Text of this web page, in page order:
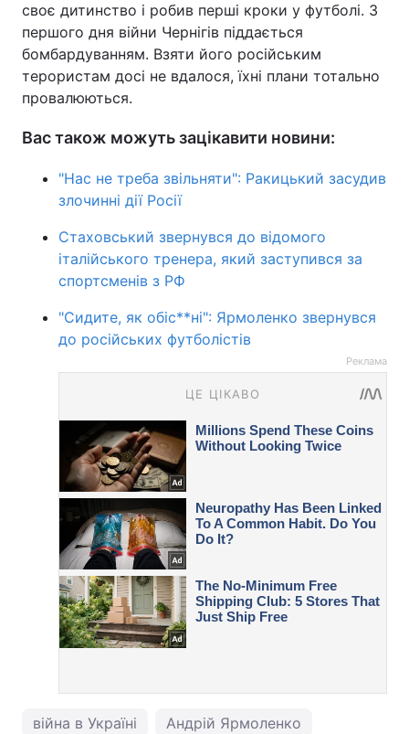
своє дитинство і робив перші кроки у футболі. З
першого дня війни Чернігів піддається
бомбардуванням. Взяти його російським
терористам досі не вдалося, їхні плани тотально
провалюються.
Вас також можуть зацікавити новини:
"Нас не треба звільняти": Ракицький засудив
злочинні дії Росії
Стаховський звернувся до відомого
італійського тренера, який заступився за
спортсменів з РФ
"Сидите, як обіс**ні": Ярмоленко звернувся
до російських футболістів
Реклама
війна в Україні Андрій Ярмоленко